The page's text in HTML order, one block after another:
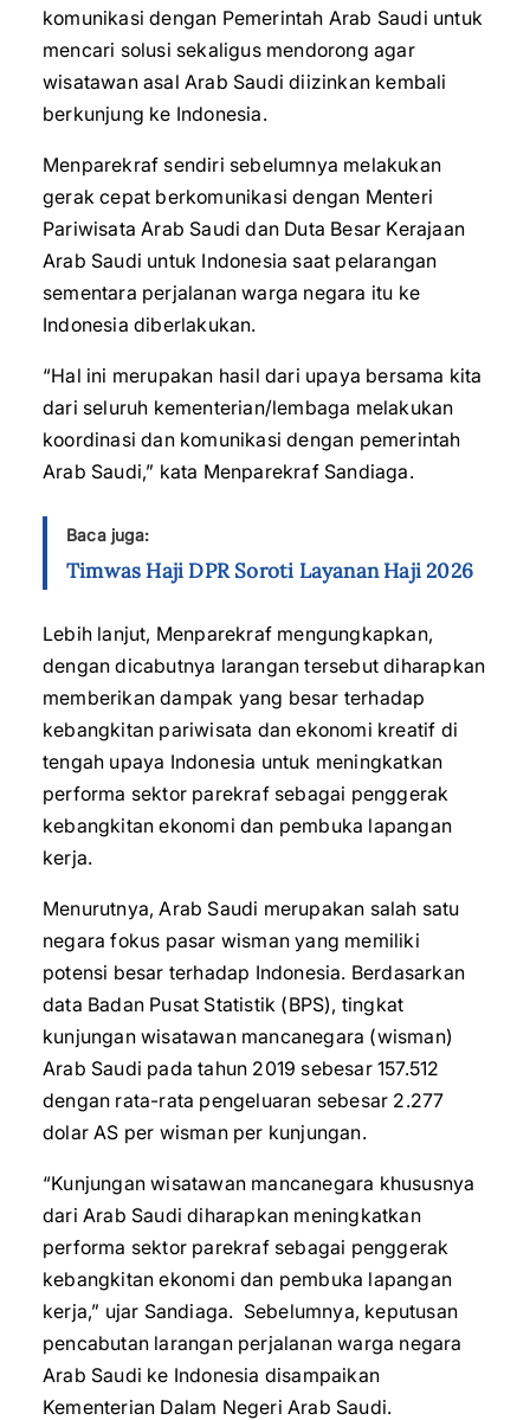
komunikasi dengan Pemerintah Arab Saudi untuk
mencari solusi sekaligus mendorong agar
wisatawan asal Arab Saudi diizinkan kembali
berkunjung ke Indonesia.
Menparekraf sendiri sebelumnya melakukan
gerak cepat berkomunikasi dengan Menteri
Pariwisata Arab Saudi dan Duta Besar Kerajaan
Arab Saudi untuk Indonesia saat pelarangan
sementara perjalanan warga negara itu ke
Indonesia diberlakukan.
“Hal ini merupakan hasil dari upaya bersama kita
dari seluruh kementerian/lembaga melakukan
koordinasi dan komunikasi dengan pemerintah
Arab Saudi,” kata Menparekraf Sandiaga.
Baca juga:
Timwas Haji DPR Soroti Layanan Haji 2026
Lebih lanjut, Menparekraf mengungkapkan,
dengan dicabutnya larangan tersebut diharapkan
memberikan dampak yang besar terhadap
kebangkitan pariwisata dan ekonomi kreatif di
tengah upaya Indonesia untuk meningkatkan
performa sektor parekraf sebagai penggerak
kebangkitan ekonomi dan pembuka lapangan
kerja.
Menurutnya, Arab Saudi merupakan salah satu
negara fokus pasar wisman yang memiliki
potensi besar terhadap Indonesia. Berdasarkan
data Badan Pusat Statistik (BPS), tingkat
kunjungan wisatawan mancanegara (wisman)
Arab Saudi pada tahun 2019 sebesar 157.512
dengan rata-rata pengeluaran sebesar 2.277
dolar AS per wisman per kunjungan.
“Kunjungan wisatawan mancanegara khususnya
dari Arab Saudi diharapkan meningkatkan
performa sektor parekraf sebagai penggerak
kebangkitan ekonomi dan pembuka lapangan
kerja,” ujar Sandiaga. Sebelumnya, keputusan
pencabutan larangan perjalanan warga negara
Arab Saudi ke Indonesia disampaikan
Kementerian Dalam Negeri Arab Saudi.